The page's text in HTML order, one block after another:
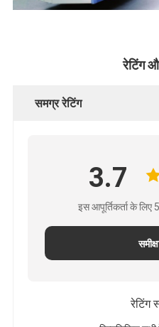
रेटिंग
समग्र रेटिंग
3.7
इस आपूर्तिकर्ता के लिए
रेटिंग